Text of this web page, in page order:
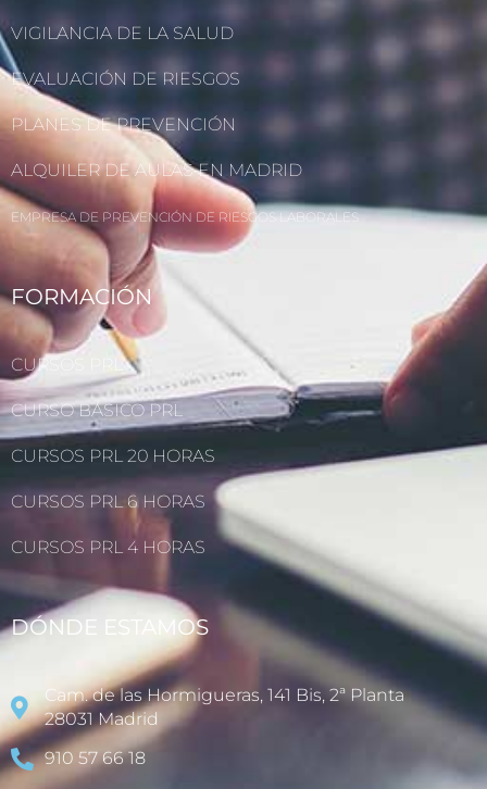
VIGILANCIA DE LA SALUD
EVALUACIÓN DE RIESGOS
PLANES DE PREVENCIÓN
ALQUILER DE AULAS EN MADRID
EMPRESA DE PREVENCIÓN DE RIESGOS LABORALES
FORMACIÓN
CURSOS PRL
CURSO BÁSICO PRL
CURSOS PRL 20 HORAS
CURSOS PRL 6 HORAS
CURSOS PRL 4 HORAS
DÓNDE ESTAMOS
Cam. de las Hormigueras, 141 Bis, 2ª Planta
28031 Madrid
910 57 66 18